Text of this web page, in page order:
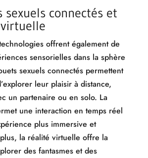
sexuels connectés et
offrent également de
sensorielles dans la sphère
sexuels connectés permettent
leur plaisir à distance,
un partenaire ou en solo. La
une interaction en temps réel
plus immersive et
la réalité virtuelle offre la
des fantasmes et des